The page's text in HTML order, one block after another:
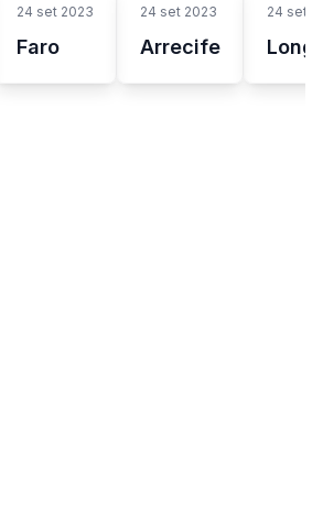
24 set 2023
Faro
24 set 2023
Arrecife
24 set
Long